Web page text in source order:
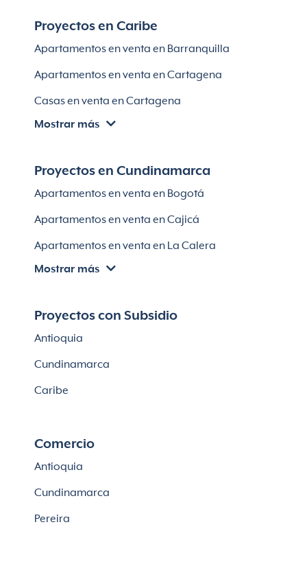
Apartamentos en venta en Bello
Proyectos en Caribe
Apartamentos en venta en Barranquilla
Apartamentos en venta en Cartagena
Casas en venta en Cartagena
Villas en Cartagena
Apartamentos en venta en Soledad
Mostrar más
Proyectos en Cundinamarca
Apartamentos en venta en Bogotá
Apartamentos en venta en Cajicá
Apartamentos en venta en La Calera
Apartamentos en venta en Chía
Casas en Cajicá
Mostrar más
Proyectos con Subsidio
Antioquia
Cundinamarca
Caribe
Comercio
Antioquia
Cundinamarca
Pereira